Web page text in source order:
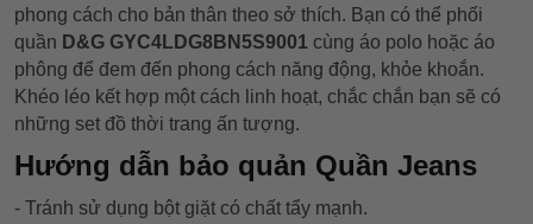
phong cách cho bản thân theo sở thích. Bạn có thể phối
quần D&G GYC4LDG8BN5S9001 cùng áo polo hoặc áo
phông để đem đến phong cách năng động, khỏe khoắn.
Khéo léo kết hợp một cách linh hoạt, chắc chắn bạn sẽ có
những set đồ thời trang ấn tượng.
Hướng dẫn bảo quản Quần Jeans
- Tránh sử dụng bột giặt có chất tẩy mạnh.